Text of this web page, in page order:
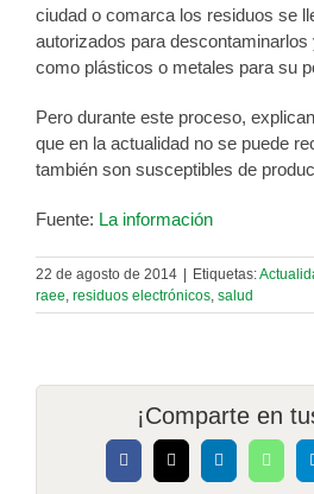
ciudad o comarca los residuos se
autorizados para
como plásticos o metales para su
Pero durante este proceso,
que en la actualidad no se puede
también son susceptibles de
Fuente: La información
22 de agosto de 2014 Etiquetas:
raee, residuos electrónicos, salud
¡Comparte en
Facebook
X LinkedIn